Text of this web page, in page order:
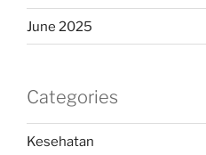
June 2025
Categories
Kesehatan